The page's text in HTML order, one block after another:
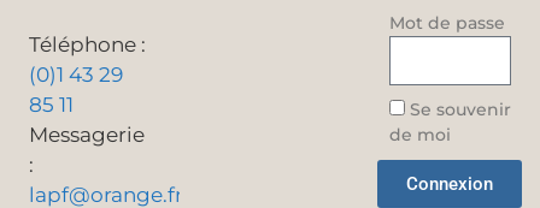
Téléphone :
(0)1 43 29
85 11
Messagerie
:
lapf@orange.fr
Mot de passe
Se souvenir
de moi
Connexion